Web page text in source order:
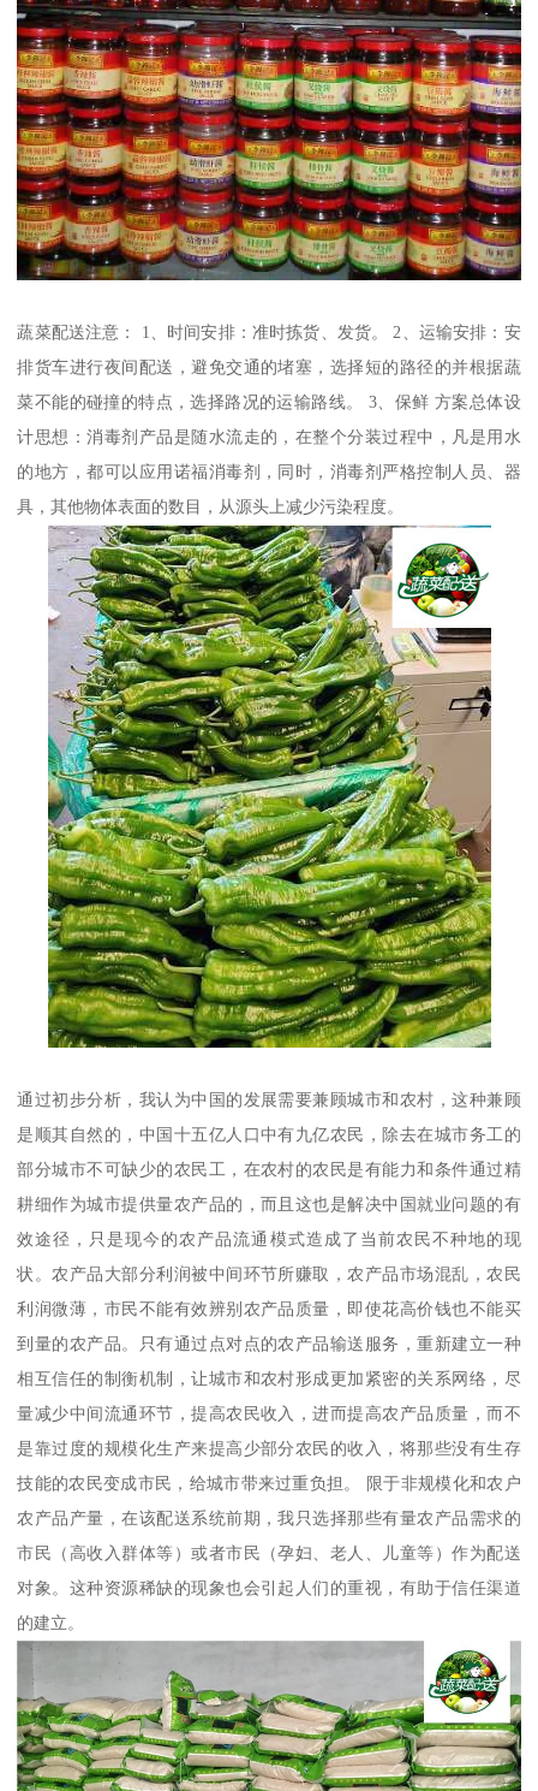
蔬菜配送注意： 1、时间安排：准时拣货、发货。 2、运输安排：安
排货车进行夜间配送，避免交通的堵塞，选择短的路径的并根据蔬
菜不能的碰撞的特点，选择路况的运输路线。 3、保鲜 方案总体设
计思想：消毒剂产品是随水流走的，在整个分装过程中，凡是用水
的地方，都可以应用诺福消毒剂，同时，消毒剂严格控制人员、器
具，其他物体表面的数目，从源头上减少污染程度。
通过初步分析，我认为中国的发展需要兼顾城市和农村，这种兼顾
是顺其自然的，中国十五亿人口中有九亿农民，除去在城市务工的
部分城市不可缺少的农民工，在农村的农民是有能力和条件通过精
耕细作为城市提供量农产品的，而且这也是解决中国就业问题的有
效途径，只是现今的农产品流通模式造成了当前农民不种地的现
状。农产品大部分利润被中间环节所赚取，农产品市场混乱，农民
利润微薄，市民不能有效辨别农产品质量，即使花高价钱也不能买
到量的农产品。只有通过点对点的农产品输送服务，重新建立一种
相互信任的制衡机制，让城市和农村形成更加紧密的关系网络，尽
量减少中间流通环节，提高农民收入，进而提高农产品质量，而不
是靠过度的规模化生产来提高少部分农民的收入，将那些没有生存
技能的农民变成市民，给城市带来过重负担。 限于非规模化和农户
农产品产量，在该配送系统前期，我只选择那些有量农产品需求的
市民（高收入群体等）或者市民（孕妇、老人、儿童等）作为配送
对象。这种资源稀缺的现象也会引起人们的重视，有助于信任渠道
的建立。